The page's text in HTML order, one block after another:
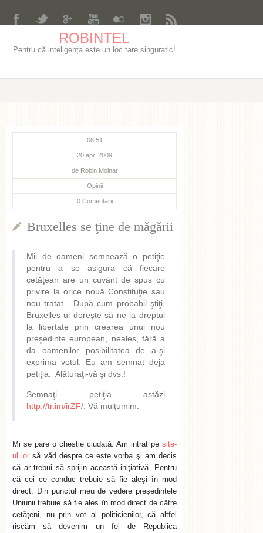
ROBINTEL
Pentru că inteligența este un loc tare singuratic!
08:51
20 apr. 2009
de Robin Molnar
Opinii
0 Comentarii
Bruxelles se ţine de măgării
Mii de oameni semnează o petiţie
pentru a se asigura că fiecare
cetăţean are un cuvânt de spus cu
privire la orice nouă Constituţie sau
nou tratat. După cum probabil ştiţi,
Bruxelles-ul doreşte să ne ia dreptul
la libertate prin crearea unui nou
preşedinte european, neales, fără a
da oamenilor posibilitatea de a-şi
exprima votul. Eu am semnat deja
petiţia. Alăturaţi-vă şi dvs.!
Semnaţi petiţia astăzi
http://tr.im/irZF/ . Vă mulţumim.
Mi se pare o chestie ciudată. Am intrat pe site-
ul lor să văd despre ce este vorba şi am decis
că ar trebui să sprijin această iniţiativă. Pentru
că cei ce conduc trebuie să fie aleşi în mod
direct. Din punctul meu de vedere preşedintele
Uniunii trebuie să fie ales în mod direct de către
cetăţeni, nu prin vot al politicienilor, că altfel
riscăm să devenim un fel de Republica